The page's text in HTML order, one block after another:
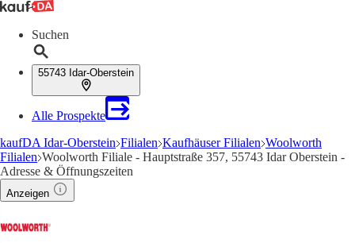
Suchen
55743 Idar-Oberstein
Alle Prospekte
kaufDA Idar-Oberstein Filialen Kaufhäuser Filialen Woolworth
Filialen Woolworth Filiale - Hauptstraße 357, 55743 Idar Oberstein -
Adresse & Öffnungszeiten
Anzeigen